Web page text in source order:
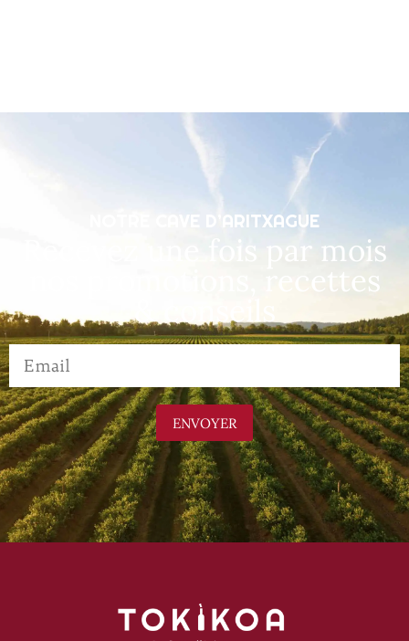
NOTRE CAVE D’ARITXAGUE
Recevez une fois par mois
nos promotions, recettes
& conseils
ENVOYER